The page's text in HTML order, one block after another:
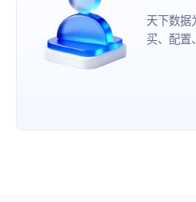
天下数据
买、配置